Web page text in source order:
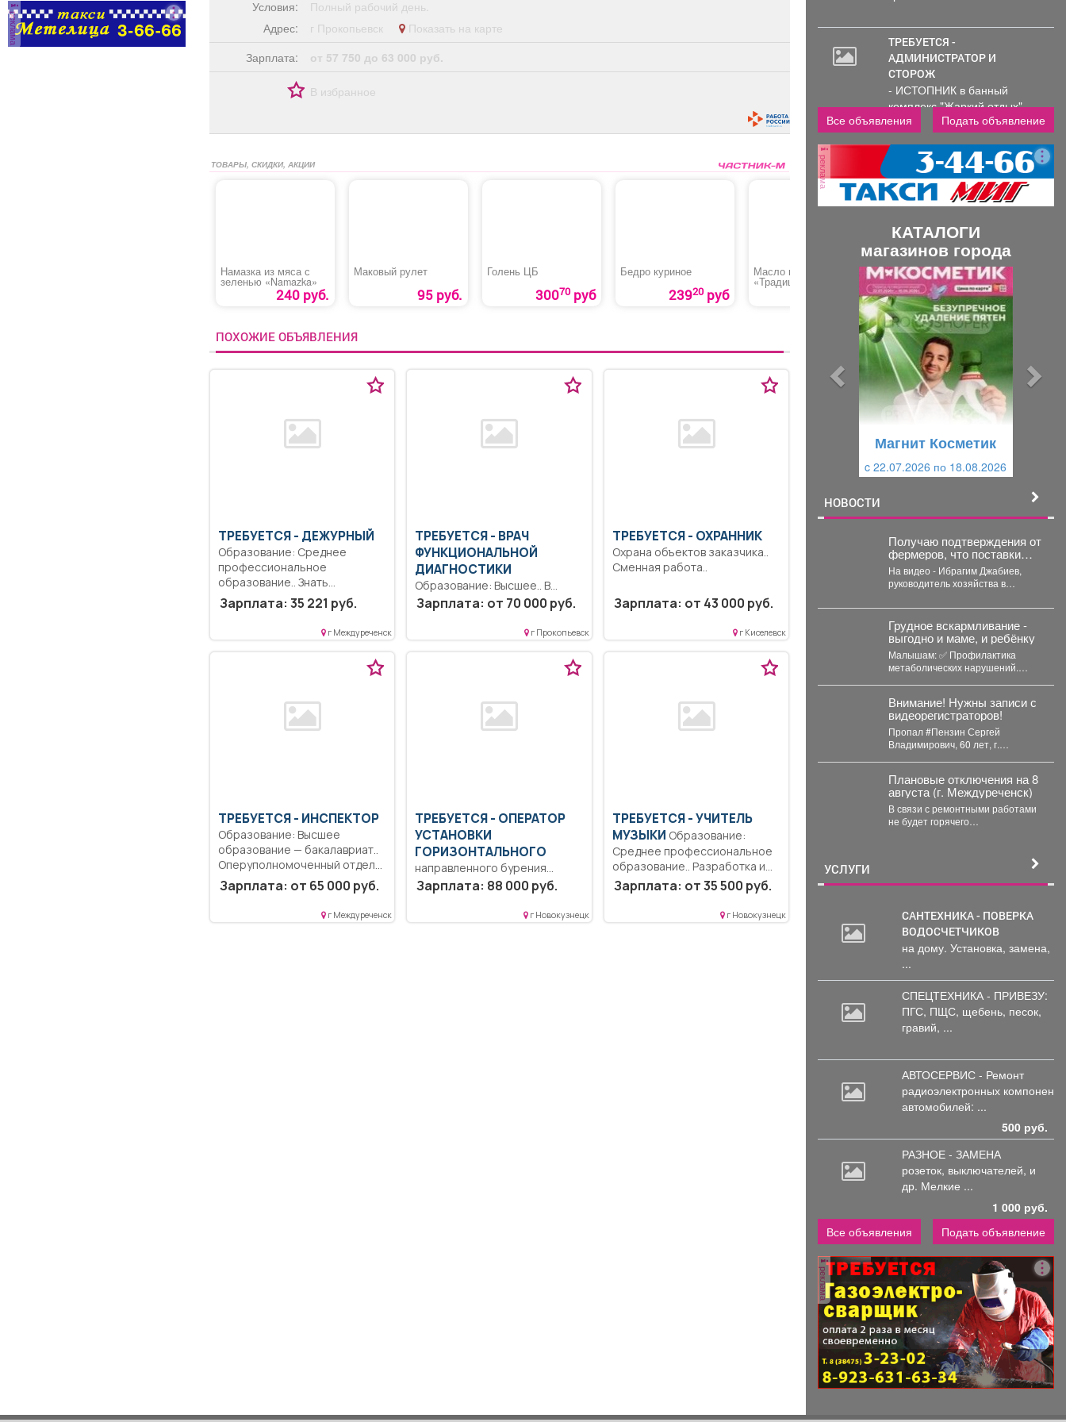
реклама
Условия:
Полный рабочий день.
Адрес:
г Прокопьевск
Показать на карте
Зарплата:
от 57 750 до 63 000 руб.
В избранное
ТОВАРЫ, СКИДКИ, АКЦИИ
Намазка из мяса с
зеленью «Namazka»
240 руб.
Маковый рулет
95 руб.
Голень ЦБ
30070руб
Бедро куриное
23920руб
Масло крестьянское
«Традиционное»
580 руб.
Голень куриная
350 руб.
ПОХОЖИЕ ОБЪЯВЛЕНИЯ
ТРЕБУЕТСЯ - ДЕЖУРНЫЙ
Образование: Среднее
профессиональное
образование.. Знать
назначение и уметь
пользоваться...
Зарплата: 35 221 руб.
г Междуреченск
ТРЕБУЕТСЯ - ВРАЧ
ФУНКЦИОНАЛЬНОЙ
ДИАГНОСТИКИ
Образование: Высшее.. В
соответствии с должностной
инструкцией, утвержденной в...
Зарплата: от 70 000 руб.
г Прокопьевск
ТРЕБУЕТСЯ - ОХРАННИК
Охрана объектов заказчика..
Сменная работа..
Зарплата: от 43 000 руб.
г Киселевск
ТРЕБУЕТСЯ - ИНСПЕКТОР
Образование: Высшее
образование — бакалавриат..
Оперуполномоченный отдела
экономической
безопасности...
Зарплата: от 65 000 руб.
г Междуреченск
ТРЕБУЕТСЯ - ОПЕРАТОР
УСТАНОВКИ
ГОРИЗОНТАЛЬНОГО
направленного бурения
Образование: Среднее
профессиональное
образование.. Производство
работ буровым комплексом...
Зарплата: 88 000 руб.
г Новокузнецк
ТРЕБУЕТСЯ - УЧИТЕЛЬ
МУЗЫКИ
Среднее профессиональное
образование.. Разработка и
реализация программ
учебных...
Зарплата: от 35 500 руб.
г Новокузнецк
ТРЕБУЕТСЯ -
АДМИНИСТРАТОР И
СТОРОЖ
- ИСТОПНИК в банный
комплекс "Жаркий отдых"
Администрирование и тех....
Все объявления Подать объявление
реклама
КАТАЛОГИ
магазинов города
c 22.07.2026 по 18.08.2026
Магнит Косметик
c 29.07.2026 по 25.08.2026
НОВОСТИ
Получаю подтверждения от
фермеров, что поставки
топлива на организацию
уборочной кампании уже
начались.
На видео - Ибрагим Джабиев,
руководитель хозяйства в
обрабатывает более пяти
тысяч...
Грудное вскармливание -
выгодно и маме, и ребёнку
Малышам: ✅ Профилактика
метаболических нарушений.
Внимание! Нужны записи с
видеорегистраторов!
Пропал #Пензин Сергей
Владимирович, 60 лет, г.
Плановые отключения на 8
августа (г. Междуреченск)
В связи с ремонтными работами
не будет горячего
УСЛУГИ
САНТЕХНИКА - ПОВЕРКА
ВОДОСЧЕТЧИКОВ
на дому. Установка, замена,
...
СПЕЦТЕХНИКА - ПРИВЕЗУ:
ПГС, ПЩС, щебень, песок,
гравий, ...
АВТОСЕРВИС - Ремонт
радиоэлектронных
автомобилей: ...
500 руб.
РАЗНОЕ - ЗАМЕНА
розеток, выключателей, и
др. Мелкие ...
1 000 руб.
Все объявления
Подать объявление
реклама